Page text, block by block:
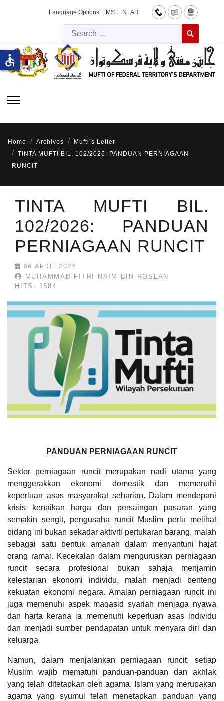
Language Options: MS EN AR
Type 2 or
Home Archives
Mufti’s Letter
TINTA MUFTI BIL. 102/2026: PANDUAN PERNIAGAAN
RUNCIT
TINTA MUFTI BIL.
102/2026: PANDUAN
PERNIAGAAN RUNCIT
06 APRIL 2026
MUHAMMAD FITRI NAIM BIN ROSLAN
HITS: 1584
PANDUAN PERNIAGAAN RUNCIT
Sektor perniagaan runcit merupakan nadi utama yang
menggerakkan ekonomi domestik dan memenuhi
keperluan asas masyarakat seharian. Dalam mendepani
krisis kenaikan harga dan persaingan pasaran yang
semakin sengit, pengusaha runcit Muslim perlu melihat
bidang ini bukan sekadar aktiviti pertukaran barang, malah
sebagai satu bentuk amanah dalam menyantuni hajat
orang ramai. Kecekalan dalam menguruskan perniagaan
runcit secara profesional bukan sahaja menjamin
kelestarian ekonomi individu, malah menjadi benteng
kekuatan ekonomi negara. Amalan perniagaan runcit ini
juga memenuhi aspek maqasid syariah menjaga nyawa
dan harta kerana ia memenuhi keperluan asas individu
dan menjadi sumber pendapatan untuk menyara diri dan
keluarga
Namun, dalam menjalankan perniagaan runcit, setiap
Muslim wajib mematuhi panduan-panduan dan akhlak
yang telah ditetapkan oleh agama. Islam yang merupakan
agama yang syumul telah menetapkan panduan yang
accessible